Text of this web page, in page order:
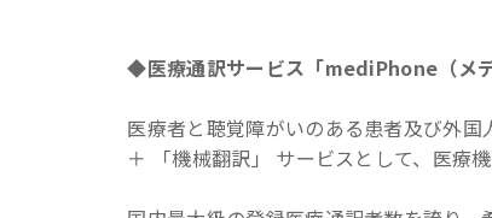
◆医療通訳サービス「mediPhone（メデ
医療者と聴覚障がいのある患者及び外国
＋ 「機械翻訳」 サービスとして、医療